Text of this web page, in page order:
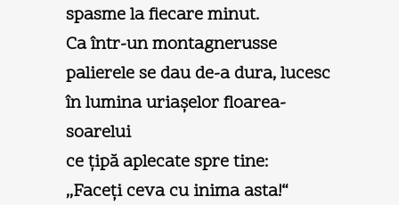
spasme la fiecare minut.
Ca într-un montagnerusse
palierele se dau de-a dura, lucesc
în lumina uriaşelor floarea-
soarelui
ce ţipă aplecate spre tine:
,,Faceţi ceva cu inima asta!“